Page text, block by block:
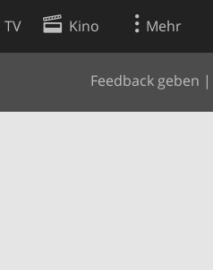
TV Kino Mehr
Feedback geben |